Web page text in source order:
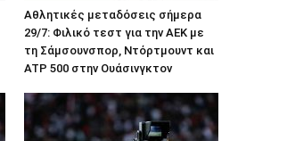
Αθλητικές μεταδόσεις σήμερα
29/7: Φιλικό τεστ για την ΑΕΚ με
τη Σάμσουνσπορ, Ντόρτμουντ και
ATP 500 στην Ουάσινγκτον